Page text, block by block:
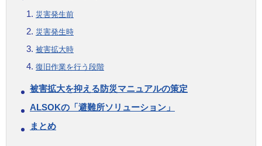
災害発生前
災害発生時
被害拡大時
復旧作業を行う段階
被害拡大を抑える防災マニュアルの策定
ALSOKの「避難所ソリューション」
まとめ